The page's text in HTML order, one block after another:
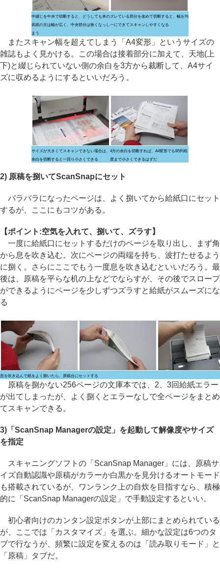
中綴じを中央で切断すると、どうしても本の
表紙の方は幅が広く、中央部分は狭くなっし
まう
ズレている部分を改めて切断すると、幅を均
一にできてスキャンしやすくなる
またスキャン幅を超えてしまう「A4変形」というサイズの
雑誌もよく見かける。この場合は接着部分に加えて、天地(上
下)と綴じられていない側の余白を3方から裁断して、A4サイ
ズに収めるようにするといいだろう。
サイズが大きくてスキャンできない場合は、
余白を切断すると一回り小さくできる
4方の余白を切断すれば、A4変形でもB5判程
度まで小さくできるはずだ
2) 原稿を捌いてScanSnapにセット
バラバラになったページは、よく捌いてから給紙口にセット
するが、ここにもコツがある。
【ポイント:空気を入れて、捌いて、ズラす】
一度に給紙口にセットするだけのページを取り出し、まず角
から息を吹き込む。次にページの両端を持ち、波打たせるよう
に捌く。さらにここでもう一度息を吹き込むといいだろう。最
後は、原稿を平らな机の上などでならすが、その後でスロープ
ができるようにページを少しずつズラすと給紙がスムーズにな
る
息を吹き込んで紙をよく捌いたら、原稿台にセットする
原稿を捌かない256ページの文庫本では、2、3回給紙エラー
が出てしまったが、よく捌くとエラーなしで全ページをまとめ
てスキャンできる。
3)「ScanSnap Managerの設定」を起動して解像度やサイズ
を指定
スキャニングソフトの「ScanSnap Manager」には、原稿サ
イズ自動認識や原稿がカラーか白黒かを見分けるオートモード
も搭載されているが、ワンランク上の自炊を目指すなら、積極
的に「ScanSnap Managerの設定」で手動設定するといい。
初心者向けのカンタン設定ボタンが上部にまとめられている
が、ここでは「カスタマイズ」を選ぶ。細かな設定は6つのタ
ブで行なうが、頻繁に設定を変えるのは「読み取りモード」と
「原稿」タブだ。